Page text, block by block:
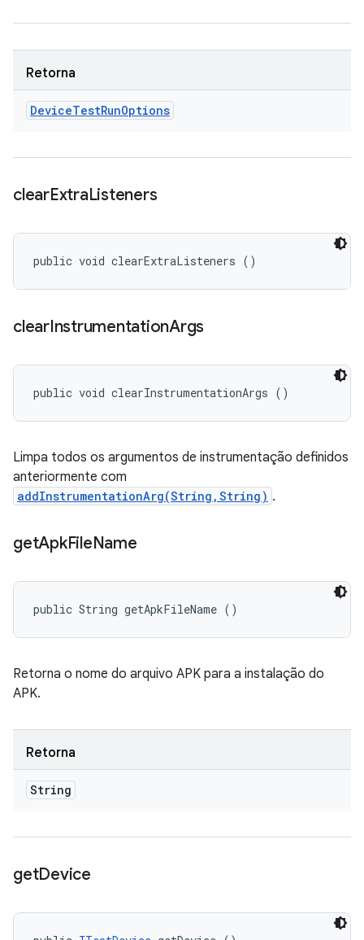
Retorna
DeviceTestRunOptions
clearExtraListeners
public void clearExtraListeners ()
clearInstrumentationArgs
public void clearInstrumentationArgs ()
Limpa todos os argumentos de instrumentação definidos
anteriormente com
addInstrumentationArg(String,String) .
getApkFileName
public String getApkFileName ()
Retorna o nome do arquivo APK para a instalação do
APK.
Retorna
String
getDevice